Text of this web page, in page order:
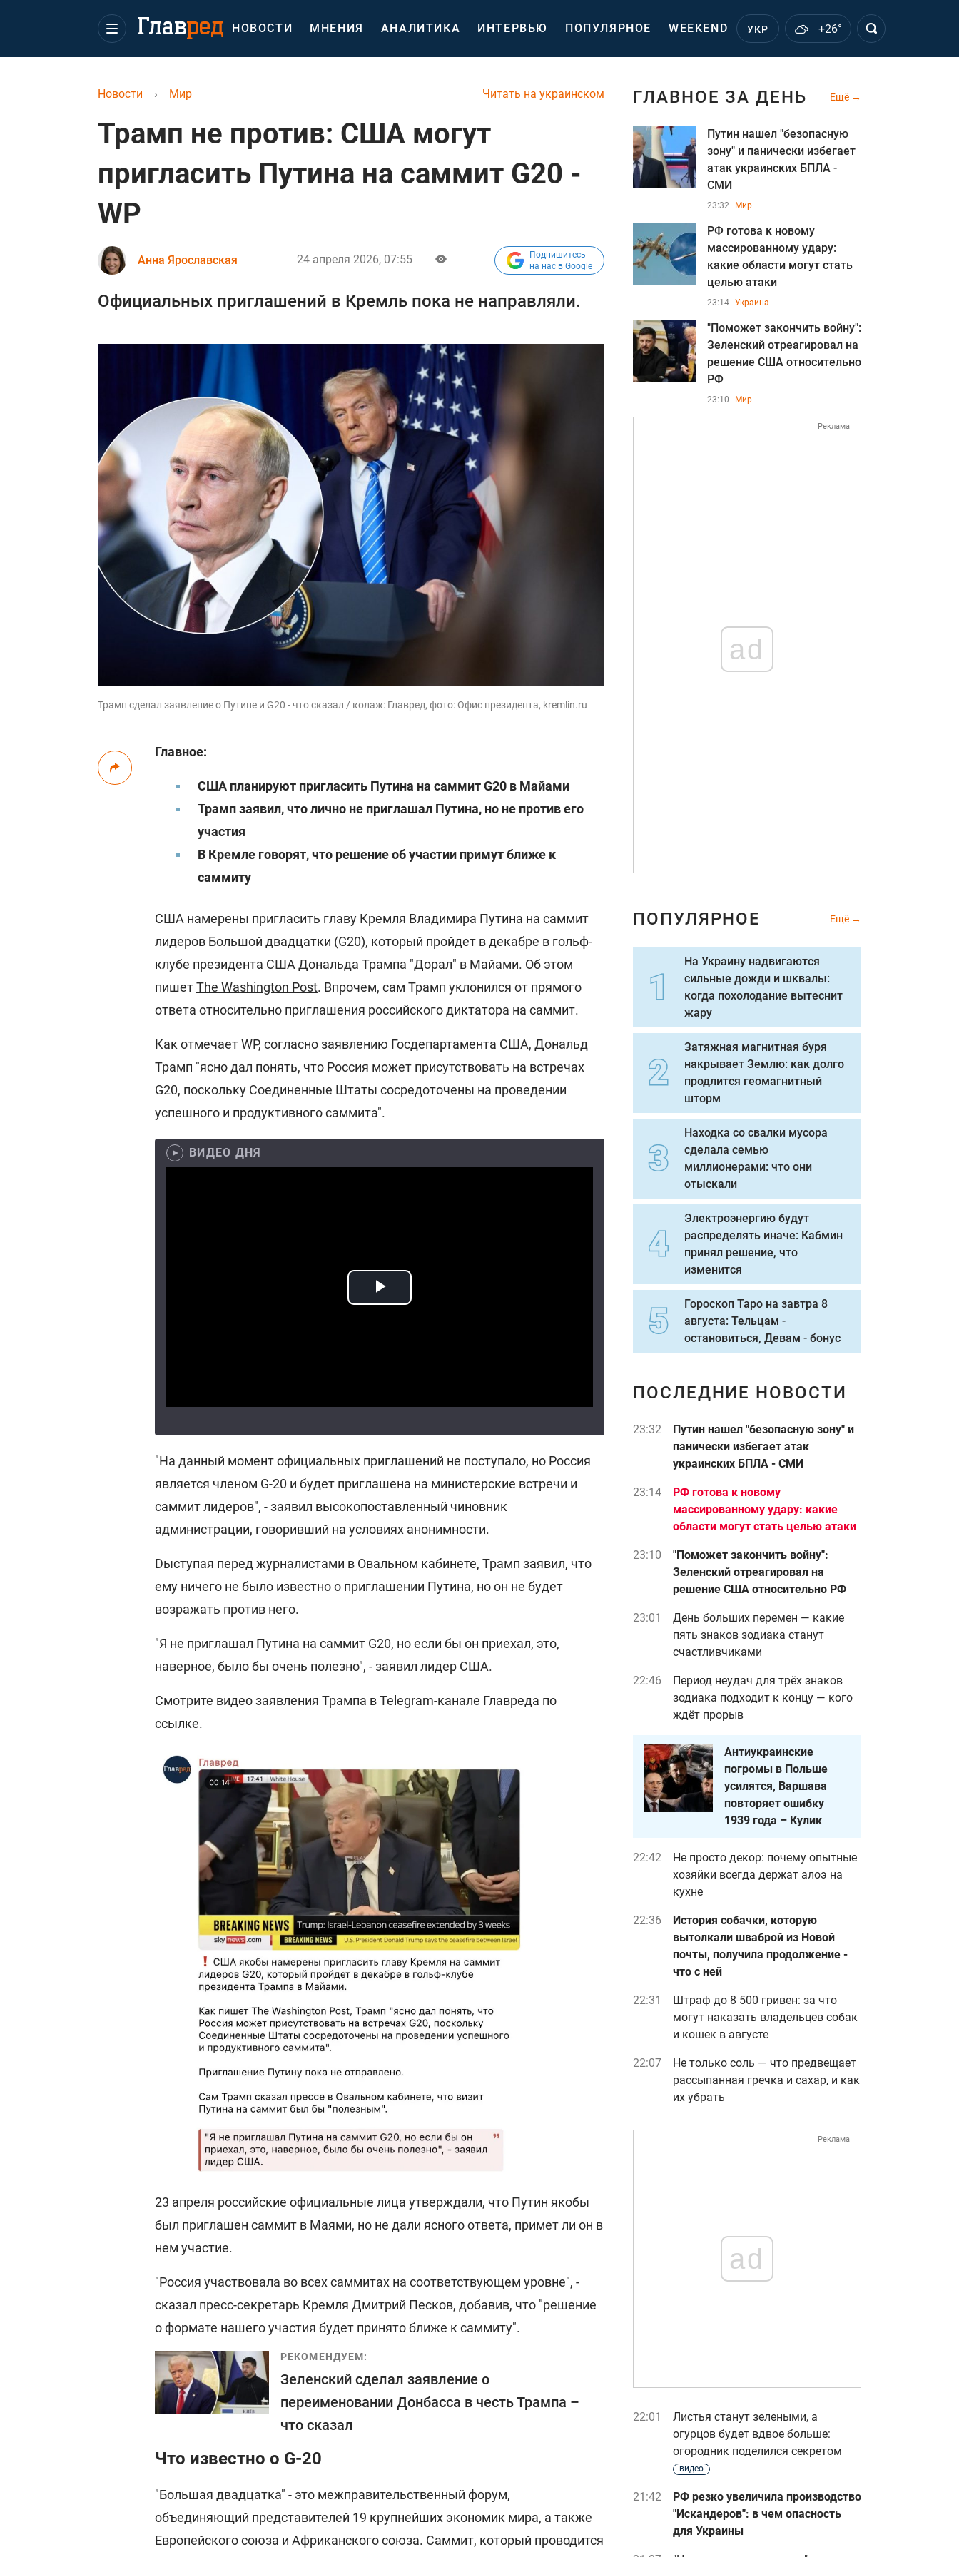
НОВОСТИ МНЕНИЯ АНАЛИТИКА ИНТЕРВЬЮ ПОПУЛЯРНОЕ WEEKEND УКР +26°
Читать на украинском
Новости › Мир
Трамп не против: США могут
пригласить Путина на саммит G20 -
WP
Анна Ярославская 24 апреля 2026, 07:55
Подпишитесь
на нас в Google
Официальных приглашений в Кремль пока не направляли.
Трамп сделал заявление о Путине и G20 - что сказал / колаж: Главред, фото: Офис президента, kremlin.ru
Главное:
США планируют пригласить Путина на саммит G20 в Майами
Трамп заявил, что лично не приглашал Путина, но не против его
участия
В Кремле говорят, что решение об участии примут ближе к
саммиту
США намерены пригласить главу Кремля Владимира Путина на саммит
лидеров Большой двадцатки (G20), который пройдет в декабре в гольф-
клубе президента США Дональда Трампа "Дорал" в Майами. Об этом
пишетThe Washington Post. Впрочем, сам Трамп уклонился от прямого
ответа относительно приглашения российского диктатора на саммит.
Как отмечает WP, согласно заявлению Госдепартамента США, Дональд
Трамп "ясно дал понять, что Россия может присутствовать на встречах
G20, поскольку Соединенные Штаты сосредоточены на проведении
успешного и продуктивного саммита".
ВИДЕО ДНЯ
"На данный момент официальных приглашений не поступало, но Россия
является членом G-20 и будет приглашена на министерские встречи и
саммит лидеров", - заявил высокопоставленный чиновник
администрации, говоривший на условиях анонимности.
Dыступая перед журналистами в Овальном кабинете, Трамп заявил, что
ему ничего не было известно о приглашении Путина, но он не будет
возражать против него.
"Я не приглашал Путина на саммит G20, но если бы он приехал, это,
наверное, было бы очень полезно", - заявил лидер США.
Смотрите видео заявления Трампа в Telegram-канале Главреда по
ссылке.
23 апреля российские официальные лица утверждали, что Путин якобы
был приглашен саммит в Маями, но не дали ясного ответа, примет ли он в
нем участие.
"Россия участвовала во всех саммитах на соответствующем уровне", -
сказал пресс-секретарь Кремля Дмитрий Песков, добавив, что "решение
о формате нашего участия будет принято ближе к саммиту".
РЕКОМЕНДУЕМ:
Зеленский сделал заявление о
переименовании Донбасса в честь Трампа –
что сказал
Что известно о G-20
"Большая двадцатка" - это межправительственный форум,
объединяющий представителей 19 крупнейших экономик мира, а также
Европейского союза и Африканского союза. Саммит, который проводится
ГЛАВНОЕ ЗА ДЕНЬ Ещё
Путин нашел "безопасную
зону" и панически избегает
атак украинских БПЛА -
СМИ
23:32 Мир
РФ готова к новому
массированному удару:
какие области могут стать
целью атаки
23:14 Украина
"Поможет закончить войну":
Зеленский отреагировал на
решение США относительно
РФ
23:10 Мир
Реклама
ad
ПОПУЛЯРНОЕ Ещё
На Украину надвигаются
сильные дожди и шквалы:
когда похолодание вытеснит
жару
Затяжная магнитная буря
накрывает Землю: как долго
продлится геомагнитный
шторм
Находка со свалки мусора
сделала семью
миллионерами: что они
отыскали
Электроэнергию будут
распределять иначе: Кабмин
принял решение, что
изменится
Гороскоп Таро на завтра 8
августа: Тельцам -
остановиться, Девам - бонус
ПОСЛЕДНИЕ НОВОСТИ
23:32
Путин нашел "безопасную зону" и
панически избегает атак
украинских БПЛА - СМИ
23:14
РФ готова к новому
массированному удару: какие
области могут стать целью атаки
23:10
"Поможет закончить войну":
Зеленский отреагировал на
решение США относительно РФ
23:01
День больших перемен — какие
пять знаков зодиака станут
счастливчиками
22:46
Период неудач для трёх знаков
зодиака подходит к концу — кого
ждёт прорыв
Антиукраинские
погромы в Польше
усилятся, Варшава
повторяет ошибку
1939 года – Кулик
22:42
Не просто декор: почему опытные
хозяйки всегда держат алоэ на
кухне
22:36
История собачки, которую
вытолкали шваброй из Новой
почты, получила продолжение -
что с ней
22:31
Штраф до 8 500 гривен: за что
могут наказать владельцев собак
и кошек в августе
22:07
Не только соль — что предвещает
рассыпанная гречка и сахар, и как
их убрать
Реклама
ad
22:01
Листья станут зелеными, а
огурцов будет вдвое больше:
огородник поделился секретом
видео
21:42
РФ резко увеличила производство
"Искандеров": в чем опасность
для Украины